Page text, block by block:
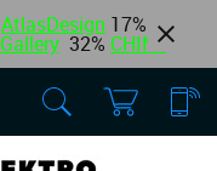
AtlasDesign 17%
32% CHINT